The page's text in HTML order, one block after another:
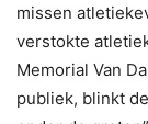
missen
verstokte
Memorial Van
publiek, blinkt